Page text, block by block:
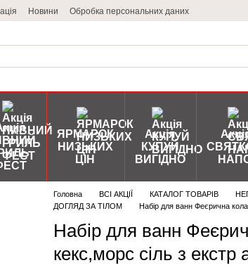
Новини Обробка персональних даних
ЯРМАРОК
НИЗЬКИХ
ЦІН
Акція
КУПУЙ
ВИГІДНО
Головна ВСІ АКЦІЇ КАТАЛОГ ТОВАРІВ
ДОГЛЯД ЗА ТІЛОМ
Набір для ванн Феєрична
Набір для ванн
кекс,морс сіль з